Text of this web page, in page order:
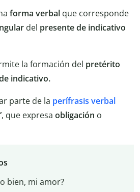
forma verbal que corresponde
del presentede indicativo
la formación del pretérito
indicativo.
parte de la perífrasis verbal
, que expresa obligación o
bien, mi amor?